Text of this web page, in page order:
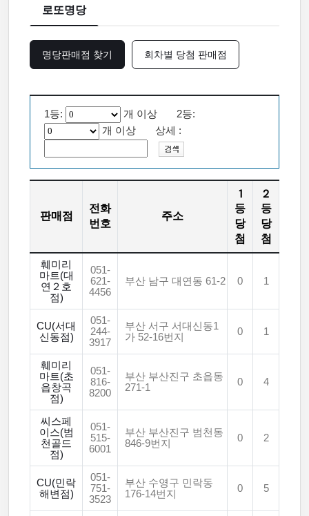
로또명당
명당판매점 찾기 회차별 당첨 판매점
1등:
개 이상 2등:
개 이상 상세 :
판매점
전화
번호
주소
1
등
당
첨
2
등
당
첨
훼미리
마트(대
연２호
점)
051-
621-
4456
부산 남구 대연동 61-2 0 1
CU(서대
신동점)
051-
244-
3917
부산 서구 서대신동1
가 52-16번지
0 1
훼미리
마트(초
읍창곡
점)
051-
816-
8200
부산 부산진구 초읍동
271-1
0 4
씨스페
이스(범
천골드
점)
051-
515-
6001
부산 부산진구 범천동
846-9번지
0 2
CU(민락
해변점)
051-
751-
3523
부산 수영구 민락동
176-14번지
0 5